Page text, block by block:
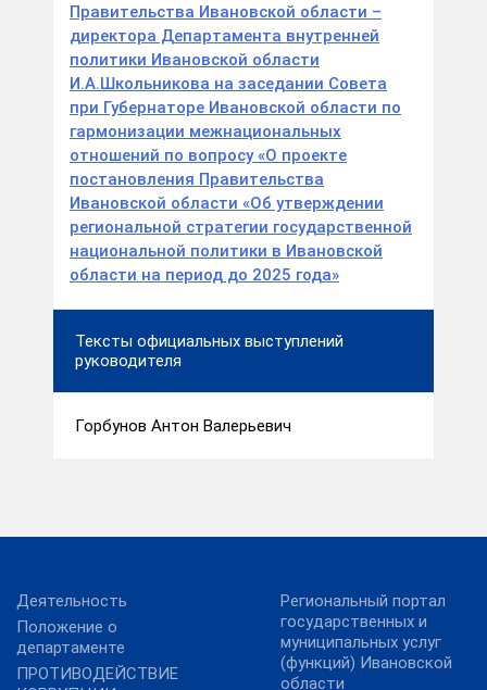
Правительства Ивановской области –
директора Департамента внутренней
политики Ивановской области
И.А.Школьникова на заседании Совета
при Губернаторе Ивановской области по
гармонизации межнациональных
отношений по вопросу «О проекте
постановления Правительства
Ивановской области «Об утверждении
региональной стратегии государственной
национальной политики в Ивановской
области на период до 2025 года»
Тексты официальных выступлений
руководителя
Горбунов Антон Валерьевич
Деятельность
Положение о
департаменте
ПРОТИВОДЕЙСТВИЕ
Региональный портал
государственных и
муниципальных услуг
(функций) Ивановской
области